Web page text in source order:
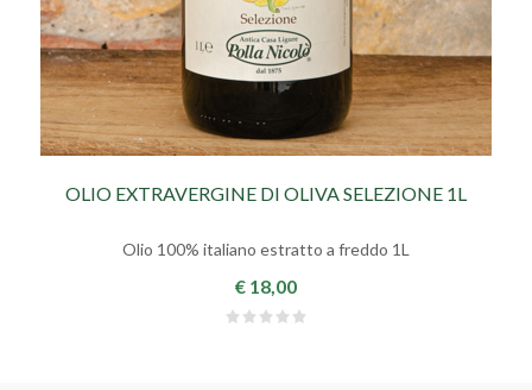
OLIO EXTRAVERGINE DI OLIVA SELEZIONE 1L
Olio 100% italiano estratto a freddo 1L
€ 18,00